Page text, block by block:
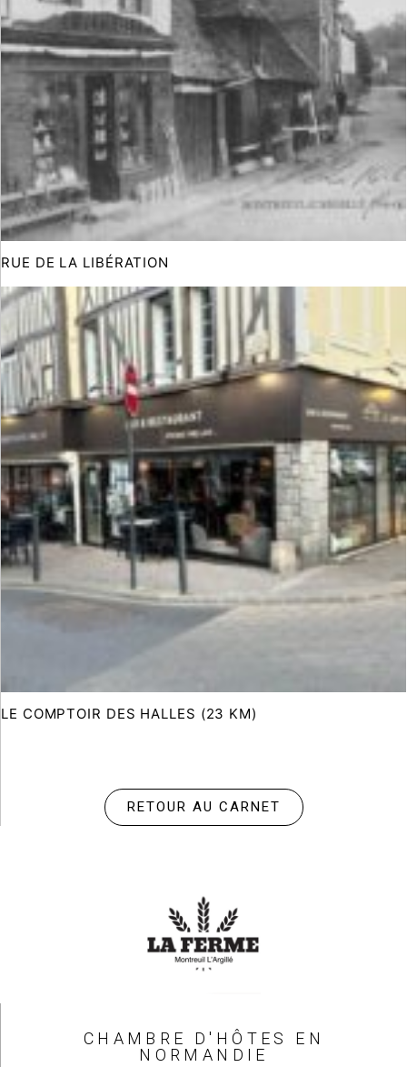
RUE DE LA LIBÉRATION
LE COMPTOIR DES HALLES (23 KM)
RETOUR AU CARNET
CHAMBRE D'HÔTES EN
NORMANDIE